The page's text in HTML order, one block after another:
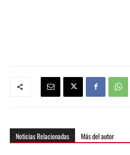
Noticias Relacionadas Más del autor